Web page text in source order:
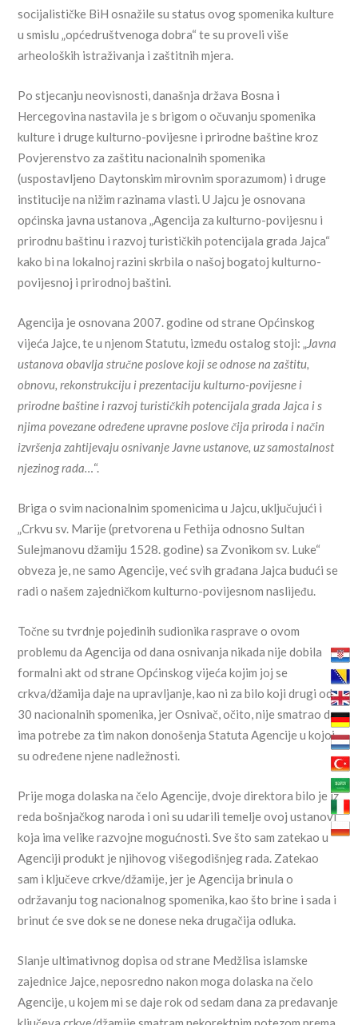
socijalističke BiH osnažile su status ovog spomenika kulture
u smislu „općedruštvenoga dobra“ te su proveli više
arheoloških istraživanja i zaštitnih mjera.
Po stjecanju neovisnosti, današnja država Bosna i
Hercegovina nastavila je s brigom o očuvanju spomenika
kulture i druge kulturno-povijesne i prirodne baštine kroz
Povjerenstvo za zaštitu nacionalnih spomenika
(uspostavljeno Daytonskim mirovnim sporazumom) i druge
institucije na nižim razinama vlasti. U Jajcu je osnovana
općinska javna ustanova „Agencija za kulturno-povijesnu i
prirodnu baštinu i razvoj turističkih potencijala grada Jajca“
kako bi na lokalnoj razini skrbila o našoj bogatoj kulturno-
povijesnoj i prirodnoj baštini.
Agencija je osnovana 2007. godine od strane Općinskog
vijeća Jajce, te u njenom Statutu, između ostalog stoji: „Javna
ustanova obavlja stručne poslove koji se odnose na zaštitu,
obnovu, rekonstrukciju i prezentaciju kulturno-povijesne i
prirodne baštine i razvoj turističkih potencijala grada Jajca i s
njima povezane određene upravne poslove čija priroda i način
izvršenja zahtijevaju osnivanje Javne ustanove, uz samostalnost
njezinog rada…“.
Briga o svim nacionalnim spomenicima u Jajcu, uključujući i
„Crkvu sv. Marije (pretvorena u Fethija odnosno Sultan
Sulejmanovu džamiju 1528. godine) sa Zvonikom sv. Luke“
obveza je, ne samo Agencije, već svih građana Jajca budući se
radi o našem zajedničkom kulturno-povijesnom naslijeđu.
Točne su tvrdnje pojedinih sudionika rasprave o ovom
problemu da Agencija od dana osnivanja nikada nije dobila
formalni akt od strane Općinskog vijeća kojim joj se
crkva/džamija daje na upravljanje, kao ni za bilo koji drugi od
30 nacionalnih spomenika, jer Osnivač, očito, nije smatrao da
ima potrebe za tim nakon donošenja Statuta Agencije u kojoj
su određene njene nadležnosti.
Prije moga dolaska na čelo Agencije, dvoje direktora bilo je iz
reda bošnjačkog naroda i oni su udarili temelje ovoj ustanovi
koja ima velike razvojne mogućnosti. Sve što sam zatekao u
Agenciji produkt je njihovog višegodišnjeg rada. Zatekao
sam i ključeve crkve/džamije, jer je Agencija brinula o
održavanju tog nacionalnog spomenika, kao što brine i sada i
brinut će sve dok se ne donese neka drugačija odluka.
Slanje ultimativnog dopisa od strane Medžlisa islamske
zajednice Jajce, neposredno nakon moga dolaska na čelo
Agencije, u kojem mi se daje rok od sedam dana za predavanje